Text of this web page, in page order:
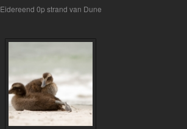
Eidereend 0p strand van Dune